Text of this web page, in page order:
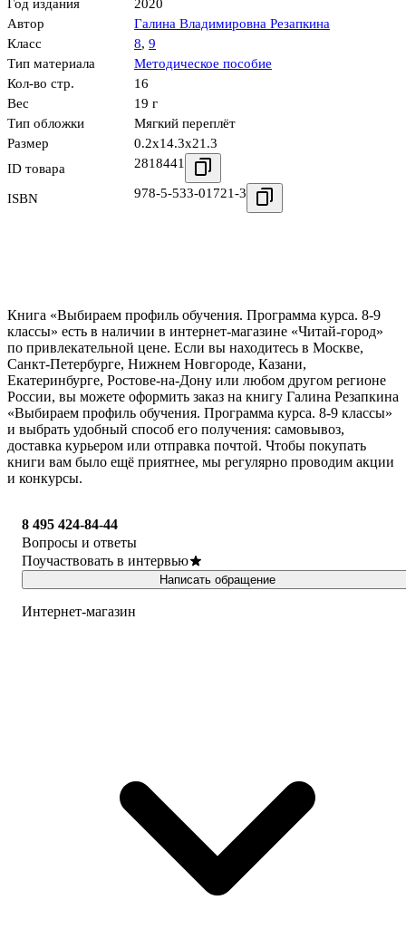
Год издания
2020
Автор
Галина Владимировна Резапкина
Класс
8, 9
Тип материала
Методическое пособие
Кол-во стр.
16
Вес
19 г
Тип обложки
Мягкий переплёт
Размер
0.2x14.3x21.3
ID товара
2818441
ISBN 978-5-533-01721-3
Книга «Выбираем профиль обучения. Программа курса. 8-9
классы» есть в наличии в интернет-магазине «Читай-город»
по привлекательной цене. Если вы находитесь в Москве,
Санкт-Петербурге, Нижнем Новгороде, Казани,
Екатеринбурге, Ростове-на-Дону или любом другом регионе
России, вы можете оформить заказ на книгу Галина Резапкина
«Выбираем профиль обучения. Программа курса. 8-9 классы»
и выбрать удобный способ его получения: самовывоз,
доставка курьером или отправка почтой. Чтобы покупать
книги вам было ещё приятнее, мы регулярно проводим акции
и конкурсы.
8 495 424-84-44
Вопросы и ответы
Поучаствовать в интервью
Написать обращение
Интернет-магазин